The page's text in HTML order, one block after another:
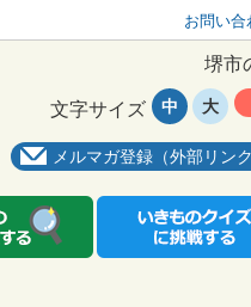
お問い合
堺市
メルマガ登録（外部リンク
文字サイズ 中 大